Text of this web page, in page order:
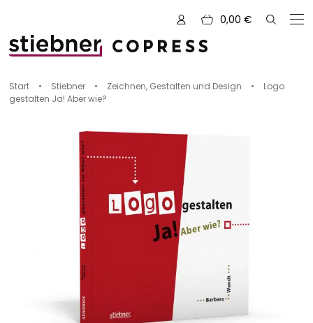
0,00 €
Neue Bücher
Kreativ mit Garn
Nähen und Fashion
Zeichnen, Gestalten & Design
Kulinarik & Genuss
Abenteuer & Outdoor
Vorschauen
Start • Stiebner • Zeichnen, Gestalten und Design •
Logo
gestalten Ja! Aber wie?